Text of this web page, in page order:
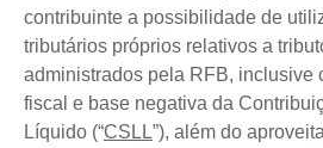
contribuinte a possibilidade de
tributários próprios relativos a
administrados pela RFB, inclusive
fiscal e base negativa da
Líquido (“CSLL”), além do